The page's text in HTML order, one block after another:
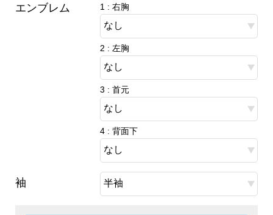
エンブレム 1 : 右胸
2 : 左胸
3 : 首元
4 : 背面下
袖